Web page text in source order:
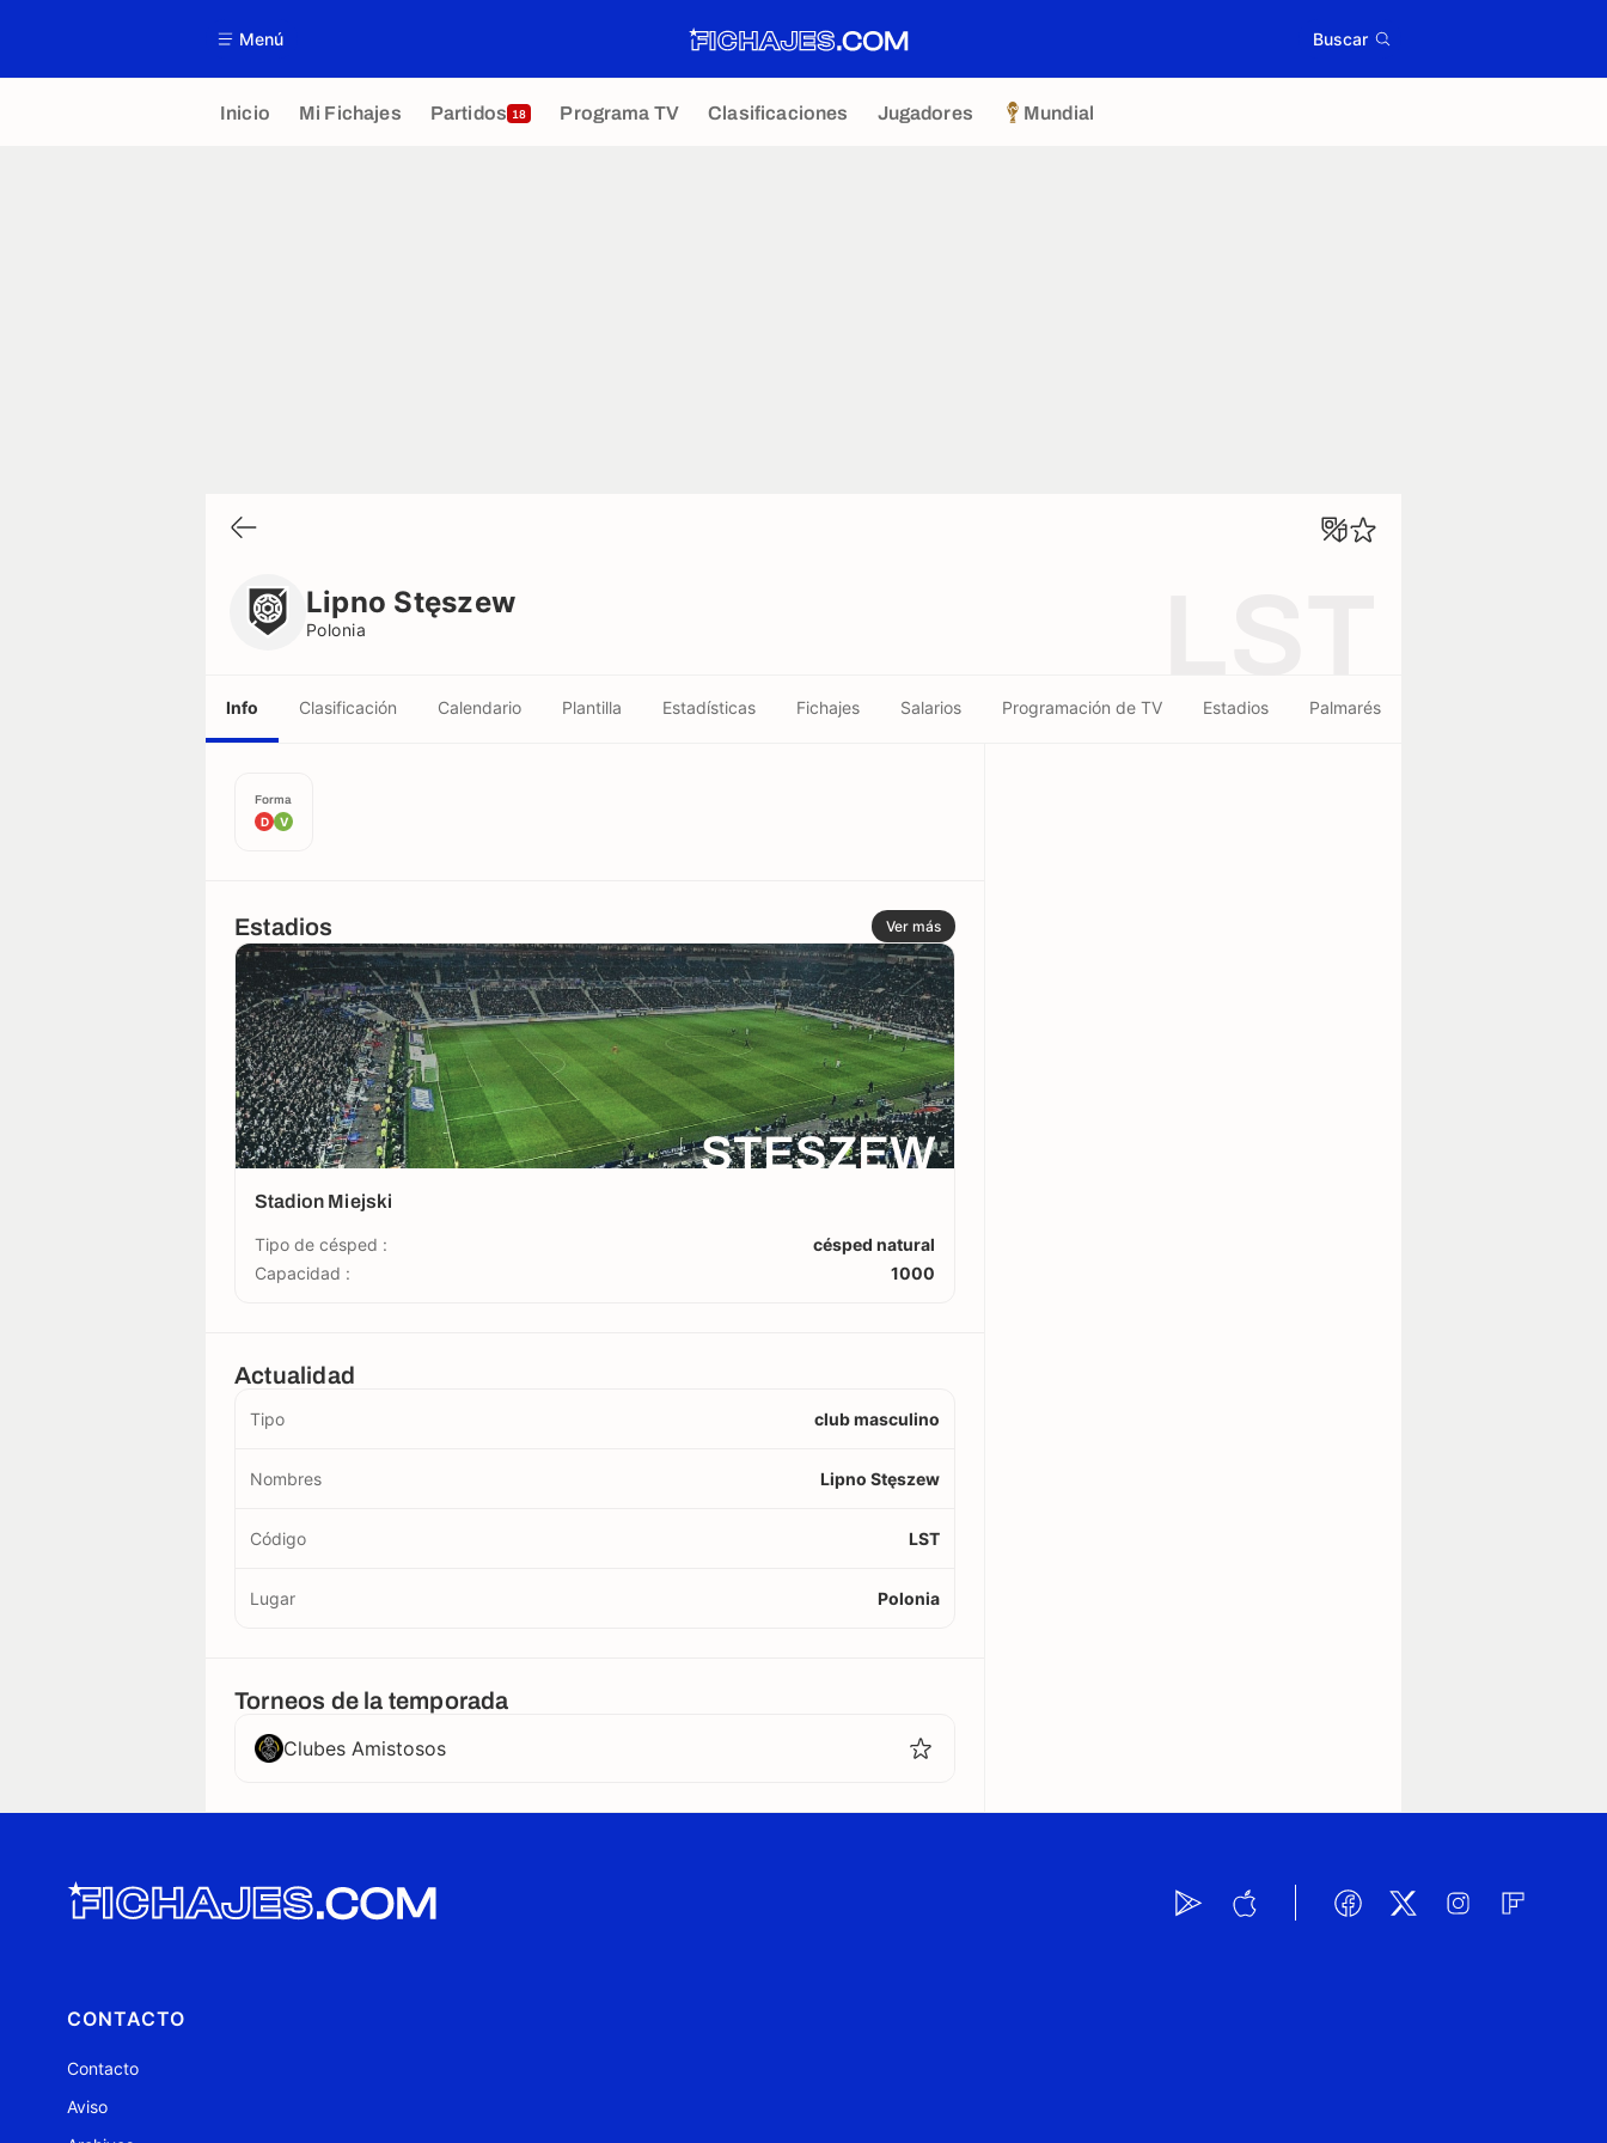
Menú Buscar
Inicio Mi Fichajes Partidos 18 Programa TV Clasificaciones Jugadores Mundial
Lipno Stęszew
Polonia
Info Clasificación Calendario Plantilla Estadísticas Fichajes Salarios Programación de TV Estadios Palmarés
Forma
D V
Estadios Ver más
STĘSZEW
Stadion Miejski
Tipo de césped :
césped natural
Capacidad :
1000
Actualidad
Tipo club masculino
Nombres Lipno Stęszew
Código LST
Lugar Polonia
Torneos de la temporada
Clubes Amistosos
CONTACTO
Contacto
Aviso